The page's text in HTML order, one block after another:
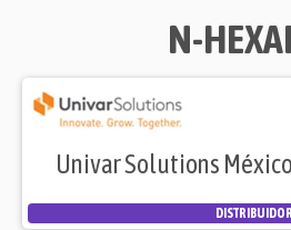
N-
Univar Solutions México,
DISTRIBUIDOR